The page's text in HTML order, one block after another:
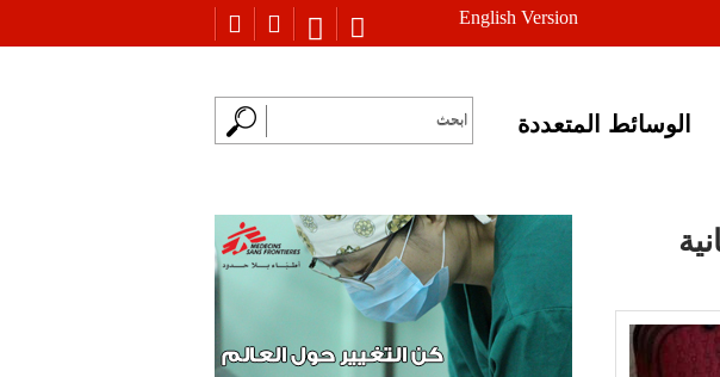
English Version
الوسائط المتعددة